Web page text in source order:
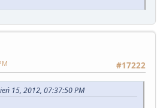
#17222
15, 2012, 07:37:50 PM